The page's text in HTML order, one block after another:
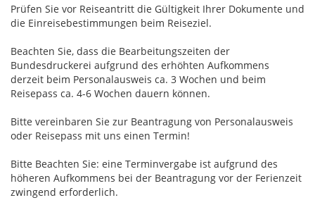
Prüfen Sie vor Reiseantritt die Gültigkeit Ihrer Dokumente und
die Einreisebestimmungen beim Reiseziel.
Beachten Sie, dass die Bearbeitungszeiten der
Bundesdruckerei aufgrund des erhöhten Aufkommens
derzeit beim Personalausweis ca. 3 Wochen und beim
Reisepass ca. 4-6 Wochen dauern können.
Bitte vereinbaren Sie zur Beantragung von Personalausweis
oder Reisepass mit uns einen Termin!
Bitte Beachten Sie: eine Terminvergabe ist aufgrund des
höheren Aufkommens bei der Beantragung vor der Ferienzeit
zwingend erforderlich.